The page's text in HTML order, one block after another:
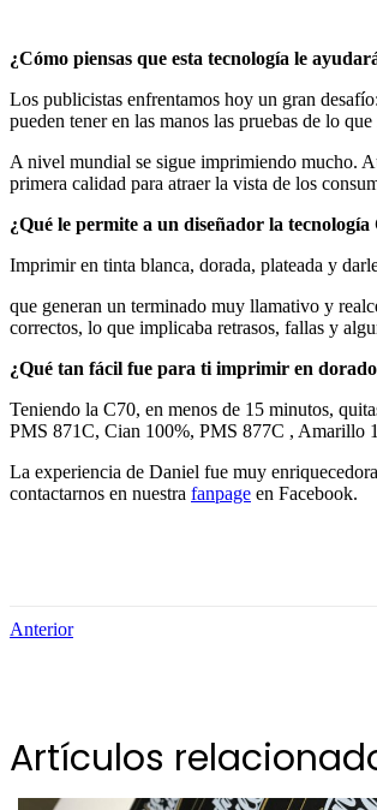
¿Cómo piensas que esta tecnología le
Los publicistas enfrentamos hoy un gran
pueden tener en las manos las pruebas de lo
A nivel mundial se sigue imprimiendo mucho.
primera calidad para atraer la vista de los
¿Qué le permite a un diseñador la
Imprimir en tinta blanca, dorada, plateada y
que generan un terminado muy llamativo y
correctos, lo que implicaba retrasos, fallas y
¿Qué tan fácil fue para ti imprimir en
Teniendo la C70, en menos de 15 minutos,
PMS 871C, Cian 100%, PMS 877C , Amarillo
La experiencia de Daniel fue muy
contactarnos en nuestra fanpage en Facebook.
Anterior
Artículos